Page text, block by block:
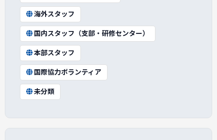
海外スタッフ
国内スタッフ（支部・研修センター）
本部スタッフ
国際協力ボランティア
未分類